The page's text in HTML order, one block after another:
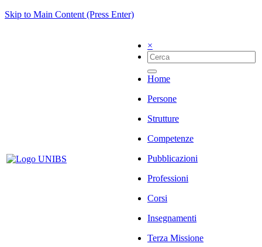
Skip to Main Content (Press Enter)
×
Home
Persone
Strutture
Competenze
Pubblicazioni
Professioni
Corsi
Insegnamenti
Terza Missione